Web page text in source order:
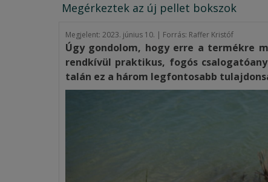
Megérkeztek az új pellet bokszok
Megjelent: 2023. június 10. | Forrás: Raffer Kristóf
Úgy gondolom, hogy erre a termékre
rendkívül praktikus, fogós
talán ez a három legfontosabb